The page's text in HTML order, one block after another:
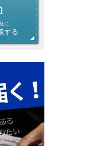
に
する